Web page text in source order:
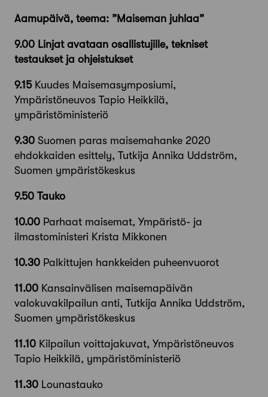
Aamupäivä, teema: ”Maiseman juhlaa”
9.00 Linjat avataan osallistujille, tekniset
testaukset ja ohjeistukset
9.15 Kuudes Maisemasymposiumi,
Ympäristöneuvos Tapio Heikkilä,
ympäristöministeriö
9.30 Suomen paras maisemahanke 2020
ehdokkaiden esittely, Tutkija Annika Uddström,
Suomen ympäristökeskus
9.50 Tauko
10.00 Parhaat maisemat, Ympäristö- ja
ilmastoministeri Krista Mikkonen
10.30 Palkittujen hankkeiden puheenvuorot
11.00 Kansainvälisen maisemapäivän
valokuvakilpailun anti, Tutkija Annika Uddström,
Suomen ympäristökeskus
11.10 Kilpailun voittajakuvat, Ympäristöneuvos
Tapio Heikkilä, ympäristöministeriö
11.30 Lounastauko